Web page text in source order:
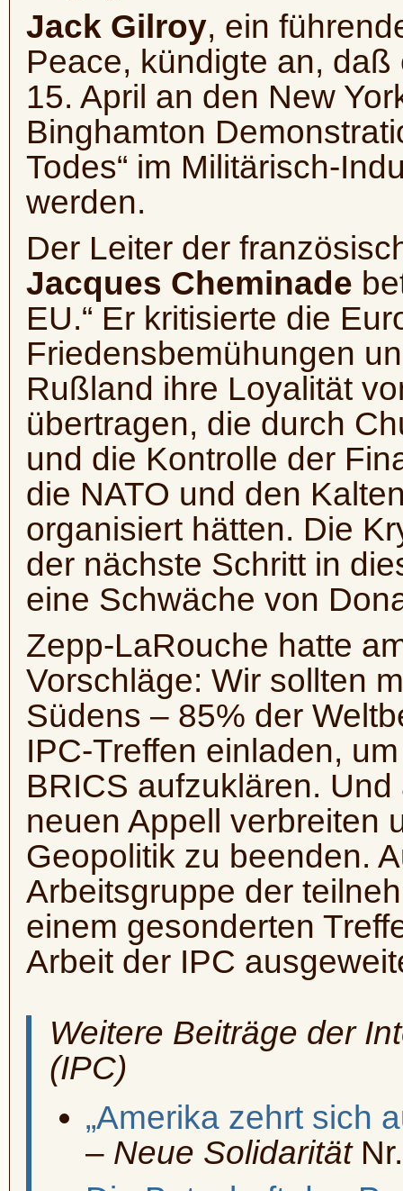
Jack Gilroy, ein
Peace, kündigte an,
15. April an den New
Binghamton
Todes“ im Militärisch-
werden.
Der Leiter der
Jacques Cheminade
EU.“ Er kritisierte die
Friedensbemühungen
Rußland ihre Loyalität
übertragen, die durch
und die Kontrolle der
die NATO und den
organisiert hätten. Die
der nächste Schritt in
eine Schwäche von
Zepp-LaRouche hatte
Vorschläge: Wir sollten
Südens – 85% der
IPC-Treffen einladen,
BRICS aufzuklären.
neuen Appell verbreiten
Geopolitik zu beenden.
Arbeitsgruppe der
einem gesonderten
Arbeit der IPC
Weitere Beiträge der
(IPC)
„Amerika zehrt sich
– Neue Solidarität